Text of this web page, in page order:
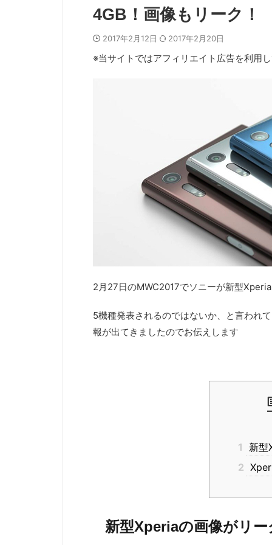
4GB！画像もリーク！
2017年2月12日 2017年2月20日
※当サイトではアフィリエイト広告を利用
2月27日のMWC2017でソニーが新型
5機種発表されるのではないか、と言われ
報が出てきましたのでお伝えします
1
新型
2
新型Xperiaの画像がリー